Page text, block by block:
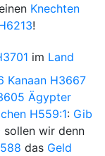
Knechten
!
im Land
Kanaan H3667
Ägypter
H559:1: Gib
sollen wir denn
das Geld